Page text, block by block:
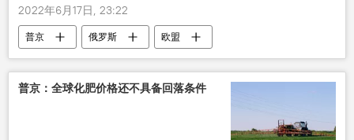
2022年6月17日, 23:22
普京 俄罗斯 欧盟
普京：全球化肥价格还不具备回落条件